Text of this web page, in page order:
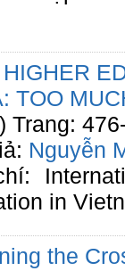
TOO
Trang:
Nguyễn
in
the